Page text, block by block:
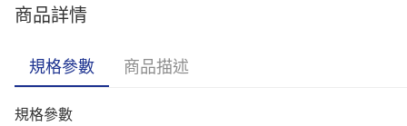
商品詳情
規格參數 商品描述
規格參數